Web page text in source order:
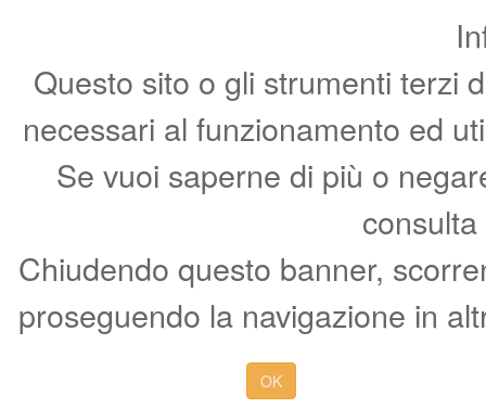
Questo sito o gli strumenti terzi
necessari al funzionamento ed
Se vuoi saperne di più o
Chiudendo questo banner,
proseguendo la navigazione in
OK